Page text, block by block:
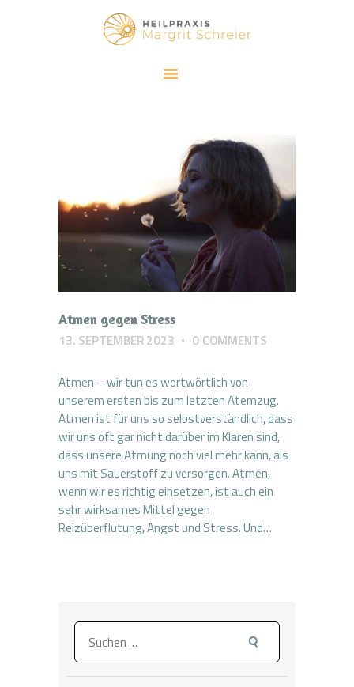
HEILPRAXIS MARGRIT SCHREIER
Klassische Homöopathie und Meditation
KLASSISCHE HOMÖOPATHIE
BLOG
KONTAKT
Atmen gegen Stress
13. SEPTEMBER 2023 0 COMMENTS
Atmen – wir tun es wortwörtlich von
unserem ersten bis zum letzten Atemzug.
Atmen ist für uns so selbstverständlich, dass
wir uns oft gar nicht darüber im Klaren sind,
dass unsere Atmung noch viel mehr kann, als
uns mit Sauerstoff zu versorgen. Atmen,
wenn wir es richtig einsetzen, ist auch ein
sehr wirksames Mittel gegen
Reizüberflutung, Angst und Stress. Und…
Suchen
nach: